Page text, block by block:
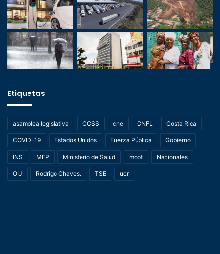
Etiquetas
asamblea legislativa CCSS cne CNFL Costa Rica
COVID-19 Estados Unidos Fuerza Pública Gobierno
INS MEP Ministerio de Salud mopt Nacionales
OIJ Rodrigo Chaves. TSE ucr